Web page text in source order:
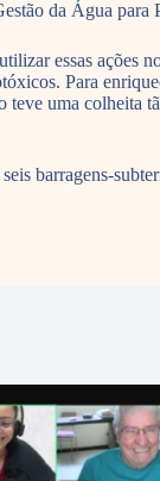
da Água
essas ações
Para
uma colheita
barragens-